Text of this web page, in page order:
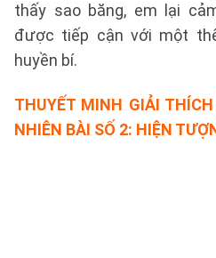
thấy sao băng, em lại
được tiếp cận với một
huyền bí.
THUYẾT MINH GIẢI
NHIÊN BÀI SỐ 2: HIỆN